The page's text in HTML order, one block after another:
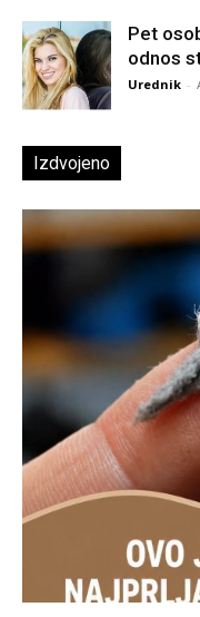
Pet
odnos
Urednik -
Izdvojeno